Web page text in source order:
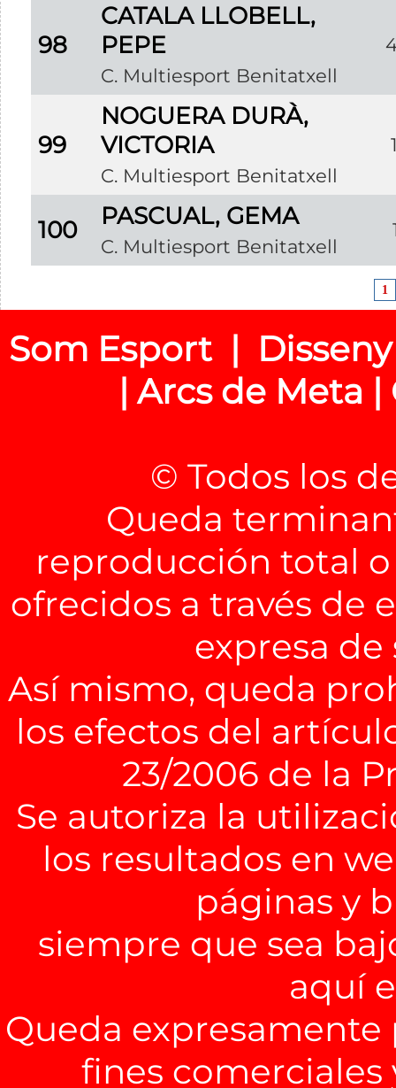
98
CATALA LLOBELL,
PEPE
C. Multiesport Benitatxell
99
NOGUERA DURÀ,
VICTORIA
C. Multiesport Benitatxell
100 PASCUAL, GEMA
C. Multiesport Benitatxell
1
Som Esport |
| Arcs de Meta
© Todos los
Queda
reproducción total
ofrecidos a través de
expresa
Así mismo, queda
los efectos del
23/2006 de la
Se autoriza la
los resultados en
páginas y
siempre que sea
aquí
Queda
fines comerciales